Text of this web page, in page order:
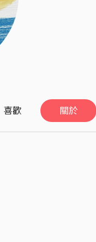
喜歡 關於